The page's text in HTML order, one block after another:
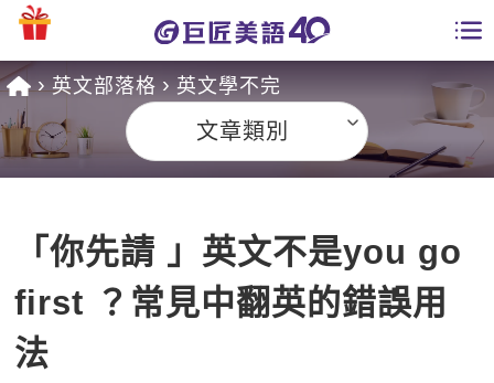
課程總覽
英文課程總表
英文會話
商用英文
免費資源
學員專區
英文部落格 英文學不完
文章類別
「你先請 」英文不是you go
first ？常見中翻英的錯誤用
法